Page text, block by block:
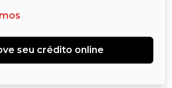
seu crédito online